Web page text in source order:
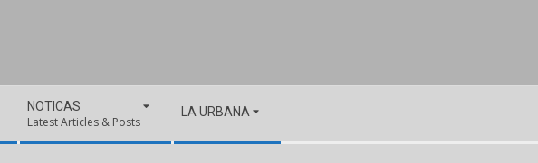
NOTICAS
Latest Articles & Posts
LA URBANA